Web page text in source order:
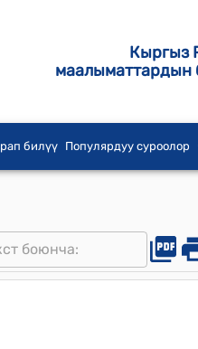
Кыргыз
маалыматтардын
билүү Популярдуу суроолор